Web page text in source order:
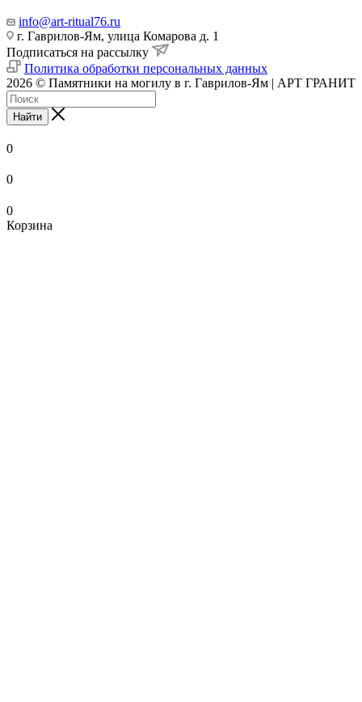
info@art-ritual76.ru
г. Гаврилов-Ям, улица Комарова д. 1
Подписаться на рассылку
Политика обработки персональных данных
2026 © Памятники на могилу в г. Гаврилов-Ям | АРТ ГРАНИТ
Найти
0
0
0
Корзина